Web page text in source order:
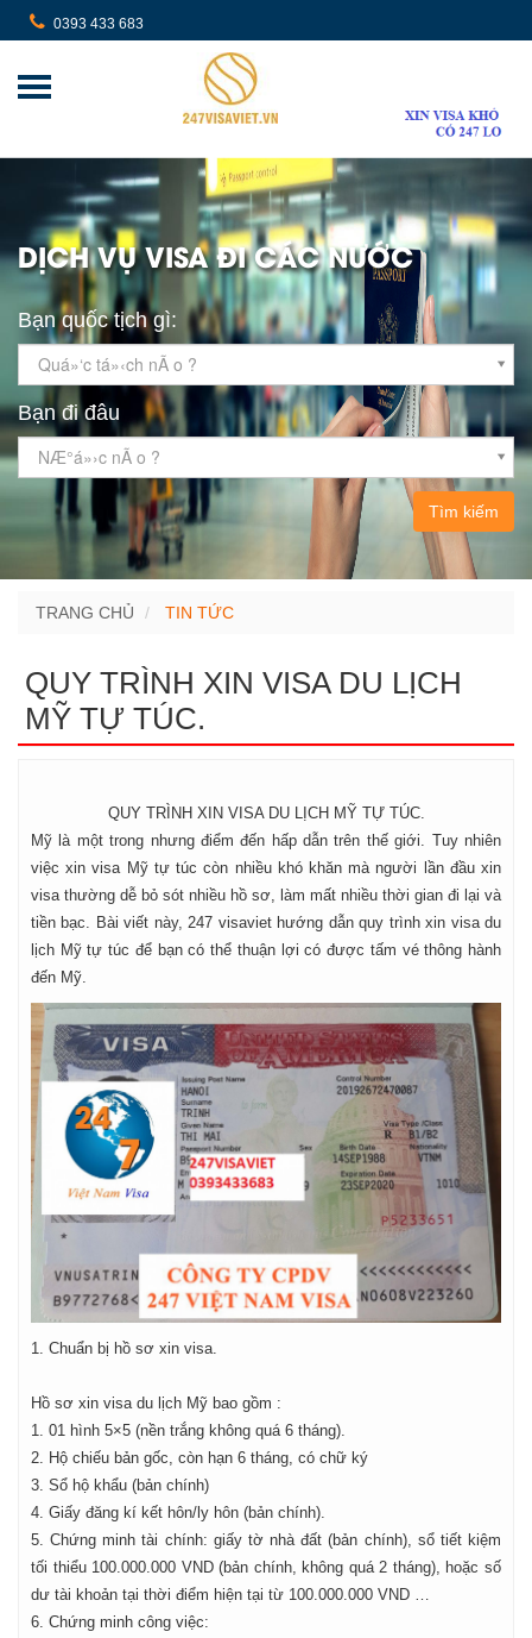
0393 433 683
DỊCH VỤ VISA ĐI CÁC NƯỚC
Bạn quốc tịch gì:
Quá»‘c tá»‹ch nÃ o ?
Bạn đi đâu
NÆ°á»›c nÃ o ?
Tìm kiếm
TRANG CHỦ TIN TỨC
QUY TRÌNH XIN VISA DU LỊCH
MỸ TỰ TÚC.
QUY TRÌNH XIN VISA DU LỊCH MỸ TỰ TÚC.
Mỹ là một trong nhưng điểm đến hấp dẫn trên thế giới. Tuy nhiên
việc xin visa Mỹ tự túc còn nhiều khó khăn mà người lần đầu xin
visa thường dễ bỏ sót nhiều hồ sơ, làm mất nhiều thời gian đi lại và
tiền bạc. Bài viết này, 247 visaviet hướng dẫn quy trình xin visa du
lịch Mỹ tự túc để bạn có thể thuận lợi có được tấm vé thông hành
đến Mỹ.
1. Chuẩn bị hồ sơ xin visa.
Hồ sơ xin visa du lịch Mỹ bao gồm :
1. 01 hình 5×5 (nền trắng không quá 6 tháng).
2. Hộ chiếu bản gốc, còn hạn 6 tháng, có chữ ký
3. Sổ hộ khẩu (bản chính)
4. Giấy đăng kí kết hôn/ly hôn (bản chính).
5. Chứng minh tài chính: giấy tờ nhà đất (bản chính), sổ tiết kiệm
tối thiểu 100.000.000 VND (bản chính, không quá 2 tháng), hoặc số
dư tài khoản tại thời điểm hiện tại từ 100.000.000 VND …
6. Chứng minh công việc: